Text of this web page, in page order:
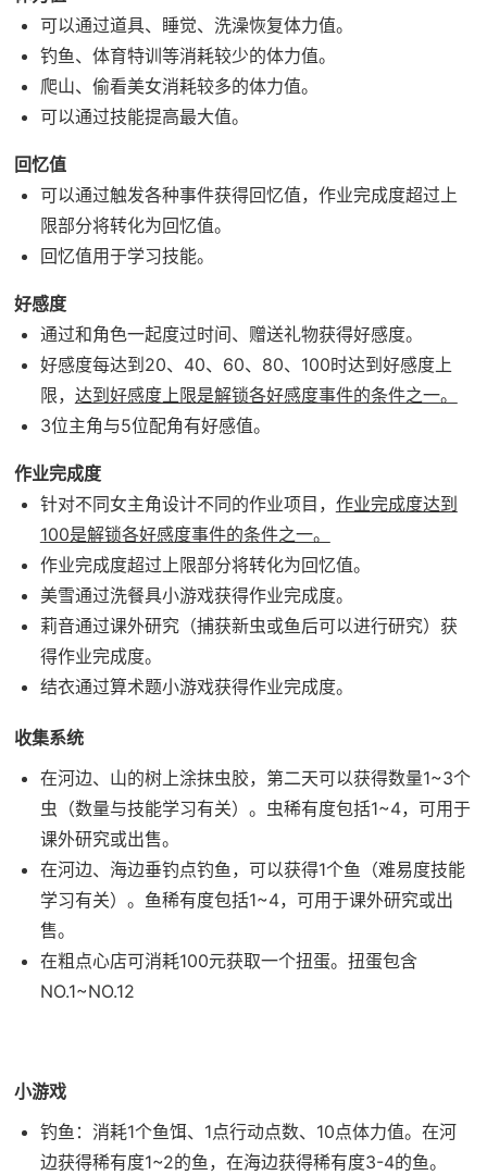
可以通过道具、睡觉、洗澡恢复体力值。
钓鱼、体育特训等消耗较少的体力值。
爬山、偷看美女消耗较多的体力值。
可以通过技能提高最大值。
回忆值
可以通过触发各种事件获得回忆值，作业完成度超过上
限部分将转化为回忆值。
回忆值用于学习技能。
好感度
通过和角色一起度过时间、赠送礼物获得好感度。
好感度每达到20、40、60、80、100时达到好感度上
限， 达到好感度上限是解锁各好感度事件的条件之一。
3位主角与5位配角有好感值。
作业完成度
针对不同女主角设计不同的作业项目， 作业完成度达到
100是解锁各好感度事件的条件之一。
作业完成度超过上限部分将转化为回忆值。
美雪通过洗餐具小游戏获得作业完成度。
莉音通过课外研究（捕获新虫或鱼后可以进行研究）获
得作业完成度。
结衣通过算术题小游戏获得作业完成度。
收集系统
在河边、山的树上涂抹虫胶，第二天可以获得数量1~3个
虫（数量与技能学习有关）。虫稀有度包括1~4，可用于
课外研究或出售。
在河边、海边垂钓点钓鱼，可以获得1个鱼（难易度技能
学习有关）。鱼稀有度包括1~4，可用于课外研究或出
售。
在粗点心店可消耗100元获取一个扭蛋。扭蛋包含
NO.1~NO.12
小游戏
钓鱼：消耗1个鱼饵、1点行动点数、10点体力值。在河
边获得稀有度1~2的鱼，在海边获得稀有度3-4的鱼。